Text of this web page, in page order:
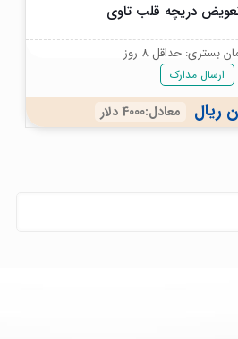
دریچه قلب تاوی
بستری: حداقل 8 روز
ارسال مدارک
معادل:4000 دلار